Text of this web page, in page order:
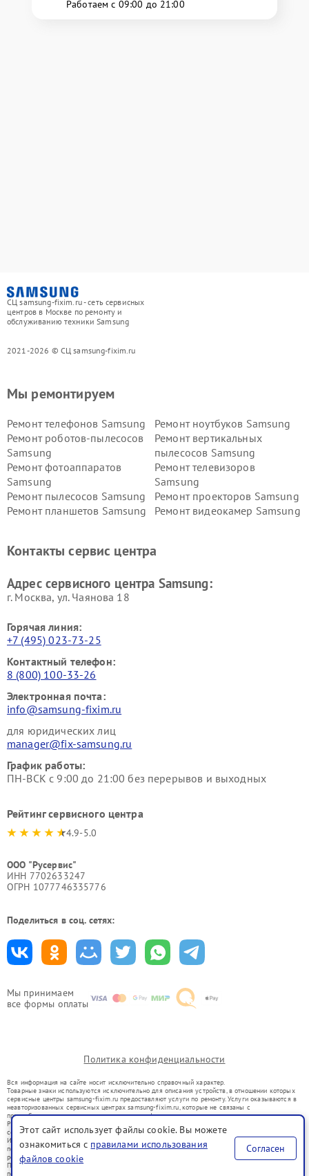
Работаем с 09:00 до 21:00
СЦ samsung-fixim.ru - сеть сервисных
центров в Москве по ремонту и
обслуживанию техники Samsung
2021-2026 © СЦ samsung-fixim.ru
Мы принимаем
все формы оплаты
Мы ремонтируем
Ремонт телефонов Samsung
Ремонт ноутбуков Samsung
Ремонт роботов-пылесосов
Samsung
Ремонт вертикальных
пылесосов Samsung
Ремонт фотоаппаратов
Samsung
Ремонт телевизоров
Samsung
Ремонт пылесосов Samsung
Ремонт проекторов Samsung
Ремонт планшетов Samsung
Ремонт видеокамер Samsung
Контакты сервис центра
Адрес сервисного центра Samsung:
г. Москва, ул. Чаянова 18
Горячая линия:
+7 (495) 023-73-25
Контактный телефон:
8 (800) 100-33-26
Электронная почта:
info@samsung-fixim.ru
для юридических лиц
manager@fix-samsung.ru
График работы:
ПН-ВСК с 9:00 до 21:00 без перерывов и выходных
Рейтинг сервисного центра
4.9-5.0
ООО "Русервис"
ИНН 7702633247
ОГРН 1077746335776
Поделиться в соц. сетях:
Политика конфиденциальности
Вся информация на сайте носит исключительно справочный характер.
Товарные знаки используются исключительно для описания устройств, в отношении которых
сервисные центры samsung-fixim.ru предоставляют услуги по ремонту. Услуги оказываются в
неавторизованных сервисных центрах samsung-fixim.ru, которые не связаны с
правообладателями товарных знаков или их официальными представителями.
Ремонт осуществляется для устройств, уже введенных в гражданский оборот в соответствии
со статьей 1487 ГК РФ.
Использование товарных знаков не преследует цели индивидуализации услуг или введения
потребителей в заблуждение, а служит для информирования о предоставляемых услугах по
ремонту техники указанных брендов.
Представленная на сайте информация не является публичной офертой, определяемой
положениями Статьи 437(2) Гражданского кодекса РФ
Этот сайт использует файлы cookie. Вы можете
ознакомиться с правилами использования
файлов cookie
Согласен